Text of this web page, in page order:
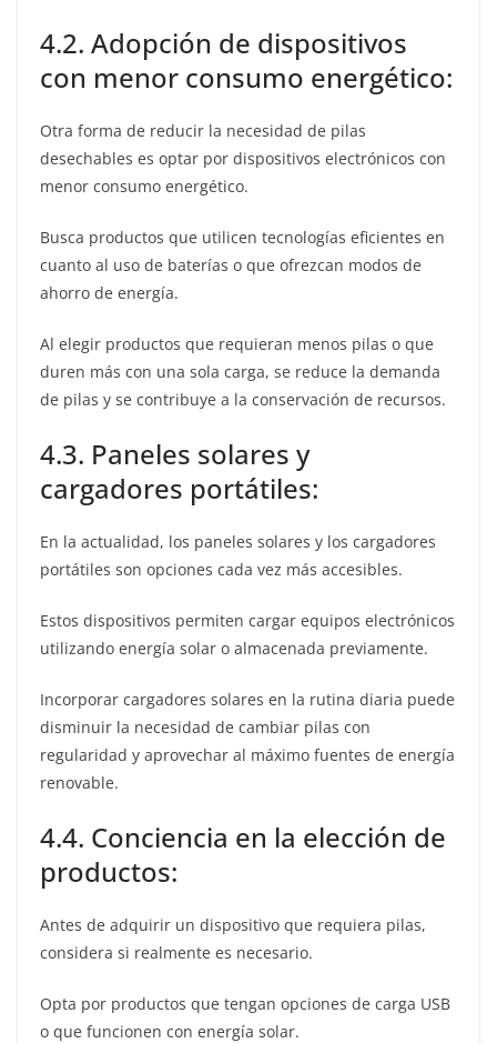
4.2. Adopción de dispositivos
con menor consumo energético:
Otra forma de reducir la necesidad de pilas
desechables es optar por dispositivos electrónicos con
menor consumo energético.
Busca productos que utilicen tecnologías eficientes en
cuanto al uso de baterías o que ofrezcan modos de
ahorro de energía.
Al elegir productos que requieran menos pilas o que
duren más con una sola carga, se reduce la demanda
de pilas y se contribuye a la conservación de recursos.
4.3. Paneles solares y
cargadores portátiles:
En la actualidad, los paneles solares y los cargadores
portátiles son opciones cada vez más accesibles.
Estos dispositivos permiten cargar equipos electrónicos
utilizando energía solar o almacenada previamente.
Incorporar cargadores solares en la rutina diaria puede
disminuir la necesidad de cambiar pilas con
regularidad y aprovechar al máximo fuentes de energía
renovable.
4.4. Conciencia en la elección de
productos:
Antes de adquirir un dispositivo que requiera pilas,
considera si realmente es necesario.
Opta por productos que tengan opciones de carga USB
o que funcionen con energía solar.